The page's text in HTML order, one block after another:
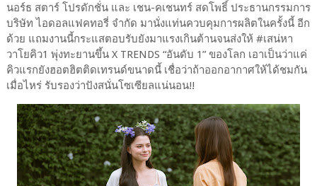
นอร์ธ สตาร์ โปรดักชั่น และ เชน-คเชนทร์ สดโพธิ์ ประธานกรรมการ
บริษัท ไอดอลแฟคทอรี่ จำกัด มานั่งแท่นควบคุมการผลิตในครั้งนี้ อีก
ด้วย แถมงานนี้กระแสตอบรับยังมาแรงเกินต้านจนส่งให้ #เสน่หา
วาโยคิว1 พุ่งทะยานขึ้น X TRENDS “อันดับ 1” ของโลก เอาเป็นว่าแค่
คิวแรกยังฮอตฮิตติดเทรนด์ขนาดนี้ เชื่อว่าถ้าออกอากาศให้ได้ชมกัน
เมื่อไหร่ รับรองว่าปังสนั่นโซเซียลแน่นอน!!